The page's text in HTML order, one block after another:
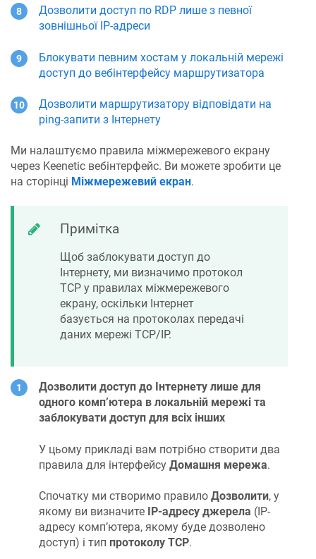
Дозволити доступ по RDP лише з певної
зовнішньої IP-адреси
Блокувати певним хостам у локальній мережі
доступ до вебінтерфейсу маршрутизатора
Дозволити маршрутизатору відповідати на
ping-запити з Інтернету
Ми налаштуємо правила міжмережевого екрану
через Keenetic вебінтерфейс. Ви можете зробити це
на сторінці Міжмережевий екран.
Примітка
Щоб заблокувати доступ до
Інтернету, ми визначимо протокол
TCP у правилах міжмережевого
екрану, оскільки Інтернет
базується на протоколах передачі
даних мережі TCP/IP.
Дозволити доступ до Інтернету лише для
одного комп’ютера в локальній мережі та
заблокувати доступ для всіх інших
У цьому прикладі вам потрібно створити два
правила для інтерфейсу Домашня мережа.
Спочатку ми створимо правило Дозволити, у
якому ви визначите
IP-адресу джерела (IP-
адресу комп’ютера, якому буде дозволено
доступ) і тип протоколу TCP.